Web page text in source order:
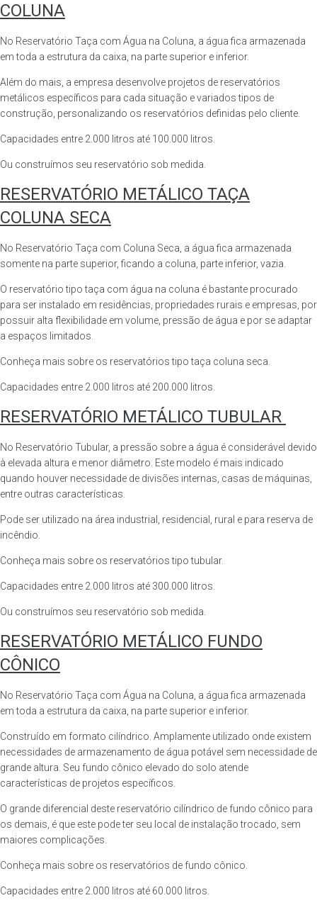
COLUNA
No Reservatório Taça com Água na Coluna, a água fica armazenada
em toda a estrutura da caixa, na parte superior e inferior.
Além do mais, a empresa desenvolve projetos de reservatórios
metálicos específicos para cada situação e variados tipos de
construção, personalizando os reservatórios definidas pelo cliente.
Capacidades entre 2.000 litros até 100.000 litros.
Ou construímos seu reservatório sob medida.
RESERVATÓRIO METÁLICO TAÇA
COLUNA SECA
No Reservatório Taça com Coluna Seca, a água fica armazenada
somente na parte superior, ficando a coluna, parte inferior, vazia.
O reservatório tipo taça com água na coluna é bastante procurado
para ser instalado em residências, propriedades rurais e empresas, por
possuir alta flexibilidade em volume, pressão de água e por se adaptar
a espaços limitados.
Conheça mais sobre os reservatórios tipo taça coluna seca.
Capacidades entre 2.000 litros até 200.000 litros.
RESERVATÓRIO METÁLICO TUBULAR
No Reservatório Tubular, a pressão sobre a água é considerável devido
à elevada altura e menor diâmetro. Este modelo é mais indicado
quando houver necessidade de divisões internas, casas de máquinas,
entre outras características.
Pode ser utilizado na área industrial, residencial, rural e para reserva de
incêndio.
Conheça mais sobre os reservatórios tipo tubular.
Capacidades entre 2.000 litros até 300.000 litros.
Ou construímos seu reservatório sob medida.
RESERVATÓRIO METÁLICO FUNDO
CÔNICO
No Reservatório Taça com Água na Coluna, a água fica armazenada
em toda a estrutura da caixa, na parte superior e inferior.
Construído em formato cilíndrico. Amplamente utilizado onde existem
necessidades de armazenamento de água potável sem necessidade de
grande altura. Seu fundo cônico elevado do solo atende
características de projetos específicos.
O grande diferencial deste reservatório cilíndrico de fundo cônico para
os demais, é que este pode ter seu local de instalação trocado, sem
maiores complicações.
Conheça mais sobre os reservatórios de fundo cônico.
Capacidades entre 2.000 litros até 60.000 litros.